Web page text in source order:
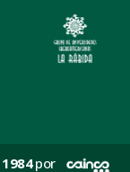
1984por